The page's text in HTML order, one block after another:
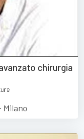
chirurgia
Milano